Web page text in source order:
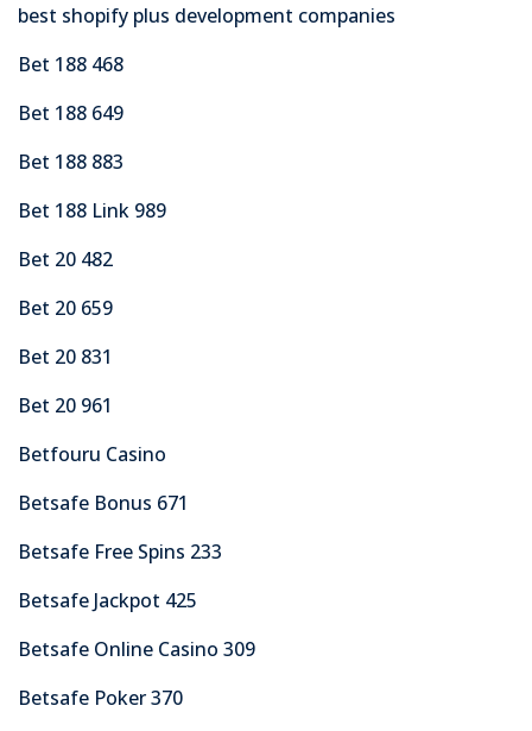
best shopify plus development companies
Bet 188 468
Bet 188 649
Bet 188 883
Bet 188 Link 989
Bet 20 482
Bet 20 659
Bet 20 831
Bet 20 961
Betfouru Casino
Betsafe Bonus 671
Betsafe Free Spins 233
Betsafe Jackpot 425
Betsafe Online Casino 309
Betsafe Poker 370